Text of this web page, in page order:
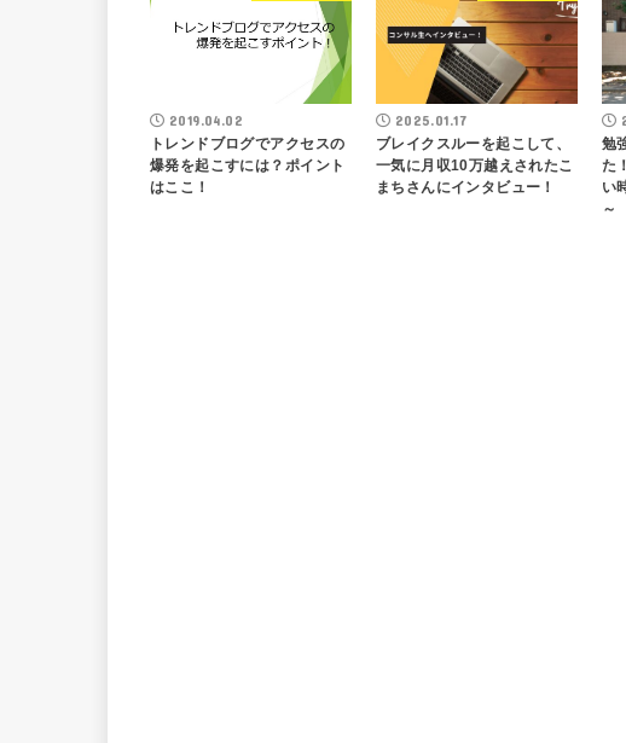
2019.04.02
トレンドブログでアクセスの
爆発を起こすには？ポイント
はここ！
2025.01.17
ブレイクスルーを起こして、
一気に月収10万越えされたこ
まちさんにインタビュー！
勉
た
い
～